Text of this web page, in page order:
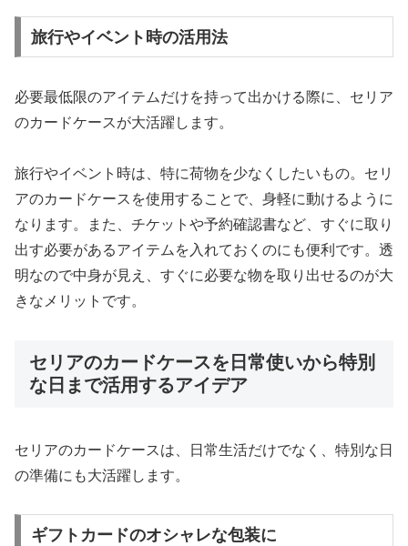
旅行やイベント時の活用法
必要最低限のアイテムだけを持って出かける際に、セリア
のカードケースが大活躍します。
旅行やイベント時は、特に荷物を少なくしたいもの。セリ
アのカードケースを使用することで、身軽に動けるように
なります。また、チケットや予約確認書など、すぐに取り
出す必要があるアイテムを入れておくのにも便利です。透
明なので中身が見え、すぐに必要な物を取り出せるのが大
きなメリットです。
セリアのカードケースを日常使いから特別
な日まで活用するアイデア
セリアのカードケースは、日常生活だけでなく、特別な日
の準備にも大活躍します。
ギフトカードのオシャレな包装に